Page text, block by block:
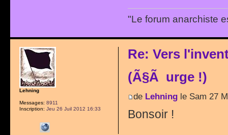
"Le forum anarchiste
Re: Vers
(Ã§Ã urge !)
de Lehningle Sam 27
Bonsoir !
Lehning
Messages: 8911
Inscription: Jeu 26 Juil 2012 16:33